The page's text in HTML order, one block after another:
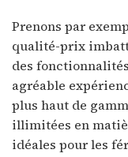
Prenons par
qualité-prix
des
agréable
plus haut de
illimitées en
idéales pour les